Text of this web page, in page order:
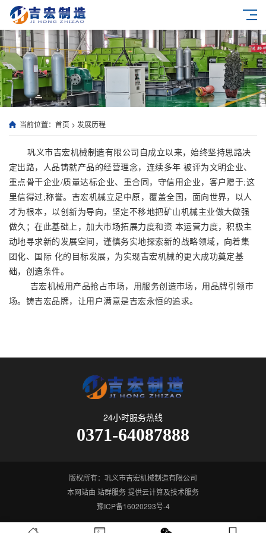
当前位置： 首页 > 发展历程
巩义市吉宏机械制造有限公司自成立以来，始终坚持思路决
定出路，人品铸就产品的经营理念，连续多年 被评为文明企业、
重点骨干企业/质量达标企业、重合同，守信用企业，客户赠于;这
里信得过;称誉。吉宏机械立足中原，覆盖全国，面向世界，以人
才为根本，以创新为导向，坚定不移地把矿山机械主业做大做强
做久；在此基础上，加大市场拓展力度和资 本运营力度，积极主
动地寻求新的发展空间，谨慎务实地探索新的战略领域，向着集
团化、国际 化的目标发展，为实现吉宏机械的更大成功奠定基
础，创造条件。
吉宏机械用产品抢占市场，用服务创造市场，用品牌引领市
场。铸吉宏品牌，让用户满意是吉宏永恒的追求。
24小时服务热线
0371-64087888
版权所有：巩义市吉宏机械制造有限公司
本网站由 站群服务提供云计算及技术服务
豫ICP备16020293号-4